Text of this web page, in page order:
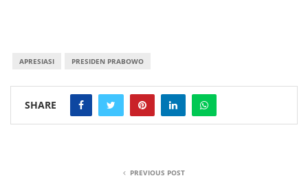
APRESIASI PRESIDEN PRABOWO
SHARE
PREVIOUS POST